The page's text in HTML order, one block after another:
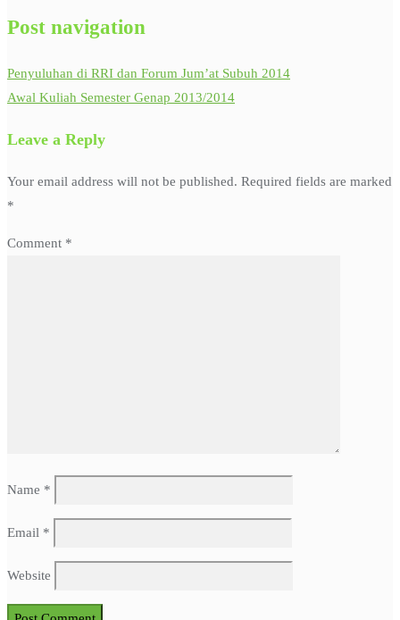
Post navigation
Penyuluhan di RRI dan Forum Jum’at Subuh 2014
Awal Kuliah Semester Genap 2013/2014
Leave a Reply
Your email address will not be published. Required fields are marked
*
Comment *
Name *
Email *
Website